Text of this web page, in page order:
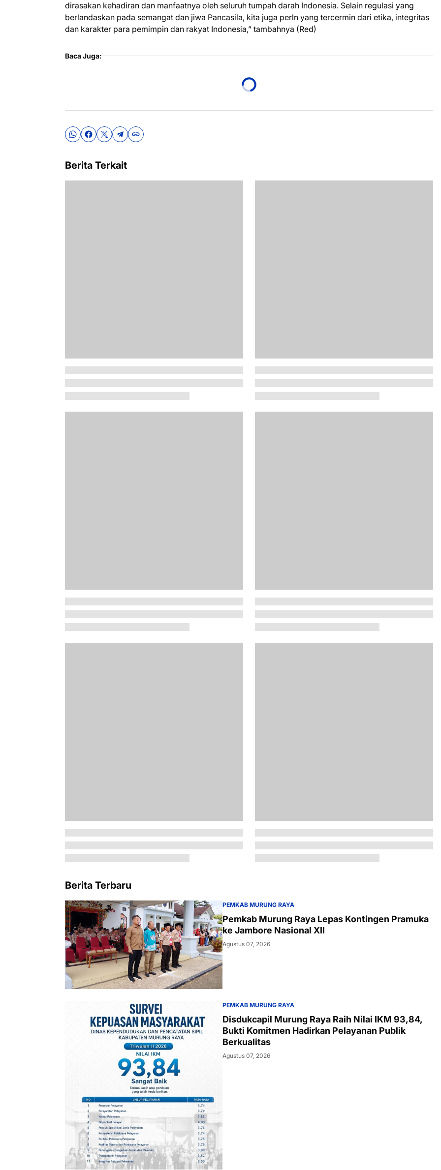
dirasakan kehadiran dan manfaatnya oleh seluruh tumpah darah Indonesia. Selain regulasi yang
berlandaskan pada semangat dan jiwa Pancasila, kita juga perln yang tercermin dari etika, integritas
dan karakter para pemimpin dan rakyat Indonesia,” tambahnya (Red)
Baca Juga:
Berita Terkait
Berita Terbaru
PEMKAB MURUNG RAYA
Pemkab Murung Raya Lepas Kontingen Pramuka
ke Jambore Nasional XII
Agustus 07, 2026
PEMKAB MURUNG RAYA
Disdukcapil Murung Raya Raih Nilai IKM 93,84,
Bukti Komitmen Hadirkan Pelayanan Publik
Berkualitas
Agustus 07, 2026